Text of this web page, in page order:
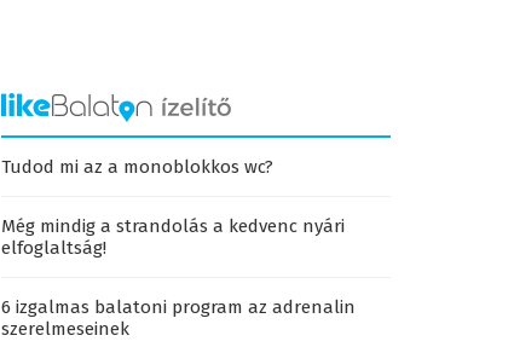
Tudod mi az a monoblokkos wc?
Még mindig a strandolás a kedvenc nyári
elfoglaltság!
6 izgalmas balatoni program az adrenalin
szerelmeseinek